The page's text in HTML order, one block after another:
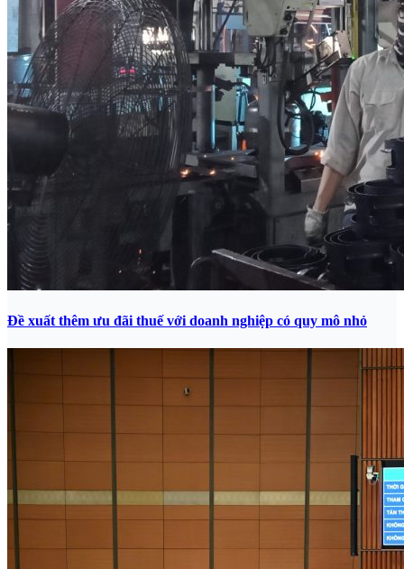
Đề xuất thêm ưu đãi thuế với doanh nghiệp có quy mô nhỏ